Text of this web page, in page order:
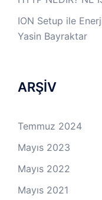
ION Setup ile
Yasin Bayraktar
ARŞİV
Temmuz 2024
Mayıs 2023
Mayıs 2022
Mayıs 2021